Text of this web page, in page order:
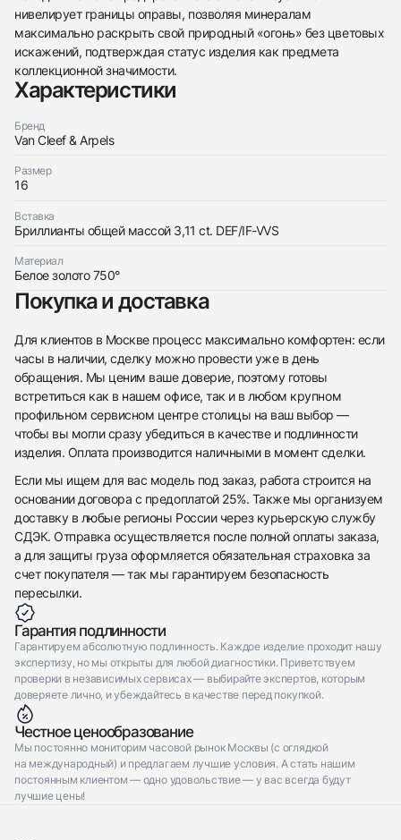
нивелирует границы оправы, позволяя минералам
максимально раскрыть свой природный «огонь» без цветовых
искажений, подтверждая статус изделия как предмета
коллекционной значимости.
Характеристики
Бренд
Van Cleef & Arpels
Размер
16
Вставка
Бриллианты общей массой 3,11 ct. DEF/IF-VVS
Материал
Белое золото 750°
Покупка и доставка
Для клиентов в Москве процесс максимально комфортен: если
часы в наличии, сделку можно провести уже в день
обращения. Мы ценим ваше доверие, поэтому готовы
встретиться как в нашем офисе, так и в любом крупном
профильном сервисном центре столицы на ваш выбор —
чтобы вы могли сразу убедиться в качестве и подлинности
изделия. Оплата производится наличными в момент сделки.
Если мы ищем для вас модель под заказ, работа строится на
основании договора с предоплатой 25%. Также мы организуем
доставку в любые регионы России через курьерскую службу
СДЭК. Отправка осуществляется после полной оплаты заказа,
а для защиты груза оформляется обязательная страховка за
счет покупателя — так мы гарантируем безопасность
пересылки.
Гарантия подлинности
Гарантируем абсолютную подлинность. Каждое изделие проходит нашу
экспертизу, но мы открыты для любой диагностики. Приветствуем
проверки в независимых сервисах — выбирайте экспертов, которым
доверяете лично, и убеждайтесь в качестве перед покупкой.
Честное ценообразование
Мы постоянно мониторим часовой рынок Москвы (с оглядкой
на международный) и предлагаем лучшие условия. А стать нашим
постоянным клиентом — одно удовольствие — у вас всегда будут
лучшие цены!
Купить эти часы
Van Cleef & Arpels
Flying Butterfly In Between The Finger Ring
Отправить заявку
Трейд-ин часов
Оставьте ваши контактные данные и мы свяжемся
с вами
Идеальное
$23,700
Приложите фото ваших часов…
Отправить заявку